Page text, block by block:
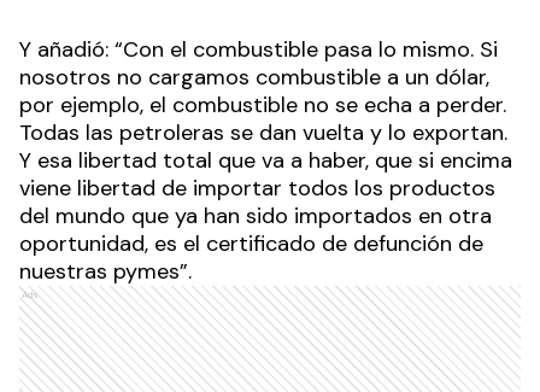
Y añadió: “Con el combustible pasa lo mismo. Si
nosotros no cargamos combustible a un dólar,
por ejemplo, el combustible no se echa a perder.
Todas las petroleras se dan vuelta y lo exportan.
Y esa libertad total que va a haber, que si encima
viene libertad de importar todos los productos
del mundo que ya han sido importados en otra
oportunidad, es el certificado de defunción de
nuestras pymes”.
Ads